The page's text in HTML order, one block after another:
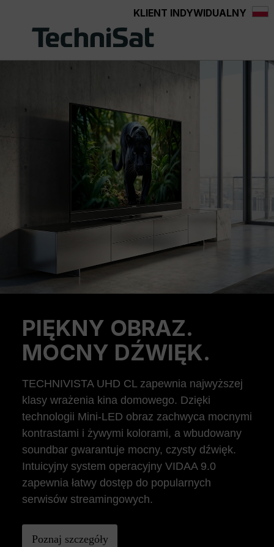
Przejdź do głównej zawartościKLIENT INDYWIDUALNY
PIĘKNY OBRAZ.
MOCNY DŹWIĘK.
TECHNIVISTA UHD CL zapewnia najwyższej
klasy wrażenia kina domowego. Dzięki
technologii Mini-LED obraz zachwyca mocnymi
kontrastami i żywymi kolorami, a wbudowany
soundbar gwarantuje mocny, czysty dźwięk.
Intuicyjny system operacyjny VIDAA 9.0
zapewnia łatwy dostęp do popularnych
serwisów streamingowych.
Poznaj szczegóły
Previous